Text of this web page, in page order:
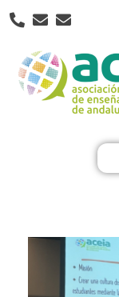
Nota:
este
web
incluye